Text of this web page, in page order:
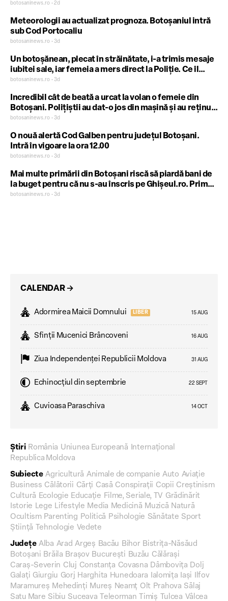
botosaninews.ro • 2d
Meteorologii au actualizat prognoza. Botoșaniul intră
sub Cod Portocaliu
botosaninews.ro • 3d
Un botoșănean, plecat în străinătate, i-a trimis mesaje
iubitei sale, iar femeia a mers direct la Poliție. Ce îl
așteaptă când se întoarce în țară
botosaninews.ro • 3d
Incredibil cât de beată a urcat la volan o femeie din
Botoșani. Polițiștii au dat-o jos din mașină și au reținut-
o
botosaninews.ro • 3d
O nouă alertă Cod Galben pentru județul Botoșani.
Intră în vigoare la ora 12.00
botosaninews.ro • 3d
Mai multe primării din Botoșani riscă să piardă bani de
la buget pentru că nu s-au înscris pe Ghișeul.ro. Primar:
Ne înregistrăm, nu ne încurcă cu nimic!
botosaninews.ro • 3d
CALENDAR →
Adormirea Maicii Domnului LIBER 15 AUG
Sfinții Mucenici Brâncoveni 16 AUG
Ziua Independenţei Republicii Moldova 31 AUG
Echinocțiul din septembrie 22 SEPT
Cuvioasa Paraschiva 14 OCT
Știri România Uniunea Europeană Internațional
Republica Moldova
Subiecte Agricultură Animale de companie Auto Aviație
Business Călătorii Cărți Casă Conspirații Copii Creștinism
Cultură Ecologie Educație Filme, Seriale, TV Grădinărit
Istorie Lege Lifestyle Media Medicină Muzică Natură
Ocultism Parenting Politică Psihologie Sănătate Sport
Știință
Tehnologie Vedete
Județe Alba Arad Argeș Bacău Bihor Bistrița-Năsăud
Botoșani Brăila Brașov București Buzău Călărași
Caraș-Severin Cluj Constanța Covasna Dâmbovița Dolj
Galați Giurgiu Gorj Harghita Hunedoara Ialomița Iași Ilfov
Maramureș Mehedinți Mureș Neamț Olt Prahova Sălaj
Satu Mare Sibiu Suceava Teleorman Timiș Tulcea Vâlcea